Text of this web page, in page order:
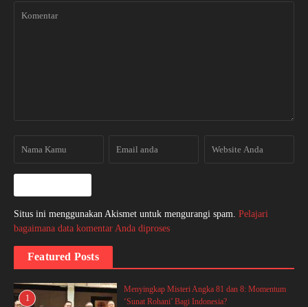
Situs ini menggunakan Akismet untuk mengurangi spam. Pelajari
bagaimana data komentar Anda diproses
Featured Posts
1
Menyingkap Misteri Angka 81 dan 8: Momentum
‘Sunat Rohani’ Bagi Indonesia?